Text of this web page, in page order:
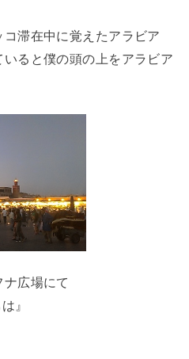
コ滞在中に覚えたアラビア
ると僕の頭の上をアラビア
広場にて
』